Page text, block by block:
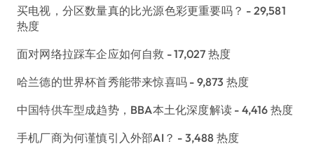
买电视，分区数量真的比光源色彩更重要吗？ - 29,581
热度
面对网络拉踩车企应如何自救 - 17,027 热度
哈兰德的世界杯首秀能带来惊喜吗 - 9,873 热度
中国特供车型成趋势，BBA本土化深度解读 - 4,416 热度
手机厂商为何谨慎引入外部AI？ - 3,488 热度